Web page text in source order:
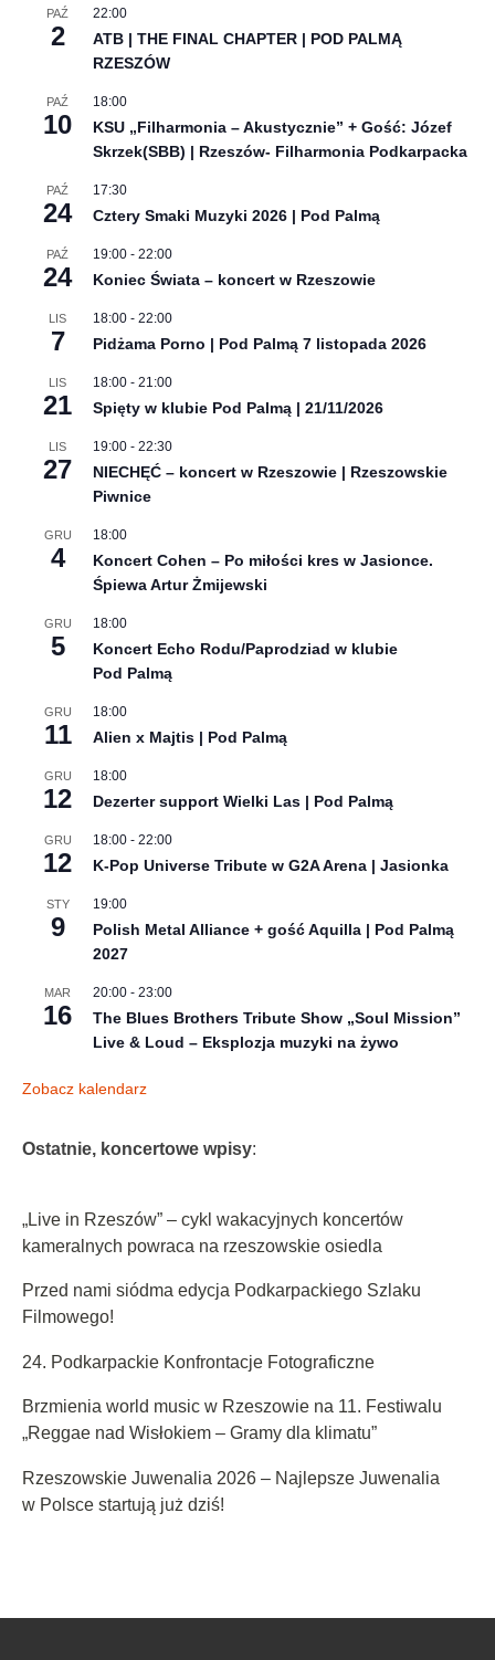
PAŹ
2
22:00
ATB | THE FINAL CHAPTER | POD PALMĄ
RZESZÓW
PAŹ
10
18:00
KSU „Filharmonia – Akustycznie” + Gość: Józef
Skrzek(SBB) | Rzeszów- Filharmonia Podkarpacka
PAŹ
24
17:30
Cztery Smaki Muzyki 2026 | Pod Palmą
PAŹ
24
19:00 - 22:00
Koniec Świata – koncert w Rzeszowie
LIS
7
18:00 - 22:00
Pidżama Porno | Pod Palmą 7 listopada 2026
LIS
21
18:00 - 21:00
Spięty w klubie Pod Palmą | 21/11/2026
LIS
27
19:00 - 22:30
NIECHĘĆ – koncert w Rzeszowie | Rzeszowskie
Piwnice
GRU
4
18:00
Koncert Cohen – Po miłości kres w Jasionce.
Śpiewa Artur Żmijewski
GRU
5
18:00
Koncert Echo Rodu/Paprodziad w klubie
Pod Palmą
GRU
11
18:00
Alien x Majtis | Pod Palmą
GRU
12
18:00
Dezerter support Wielki Las | Pod Palmą
GRU
12
18:00 - 22:00
K-Pop Universe Tribute w G2A Arena | Jasionka
STY
9
19:00
Polish Metal Alliance + gość Aquilla | Pod Palmą
2027
MAR
16
20:00 - 23:00
The Blues Brothers Tribute Show „Soul Mission”
Live & Loud – Eksplozja muzyki na żywo
Zobacz kalendarz
Ostatnie, koncertowe wpisy:
„Live in Rzeszów” – cykl wakacyjnych koncertów
kameralnych powraca na rzeszowskie osiedla
Przed nami siódma edycja Podkarpackiego Szlaku
Filmowego!
24. Podkarpackie Konfrontacje Fotograficzne
Brzmienia world music w Rzeszowie na 11. Festiwalu
„Reggae nad Wisłokiem – Gramy dla klimatu”
Rzeszowskie Juwenalia 2026 – Najlepsze Juwenalia
w Polsce startują już dziś!